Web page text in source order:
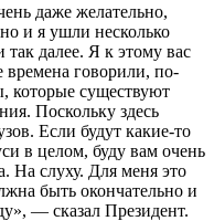
даже желательно,
и я ушли несколько
далее. Я к этому вас
времена говорили, по-
которые существуют
Поскольку здесь
Если будут какие-то
в целом, буду вам очень
На слуху. Для меня это
быть окончательно и
— сказал Президент.